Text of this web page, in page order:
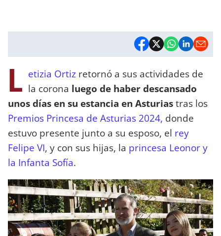
L etizia Ortiz retornó a sus actividades de
la corona luego de haber descansado
unos días en su estancia en Asturiastras los
Premios Princesa de Asturias 2024, donde
estuvo presente junto a su esposo, el rey
Felipe VI, y con sus hijas, la princesa Leonor y
la Infanta Sofía.